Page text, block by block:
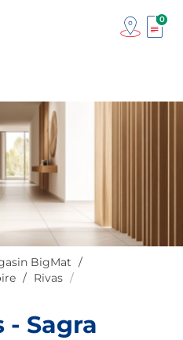
0
BigMat
Rivas
- Sagra